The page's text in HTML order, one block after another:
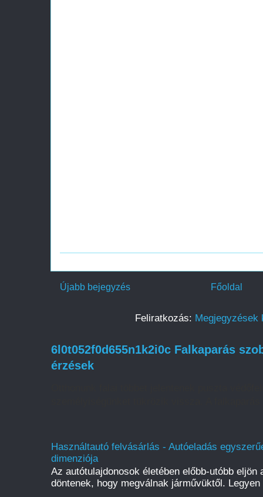
Újabb bejegyzés Főoldal
Feliratkozás: Megjegyzések
6l0t052f0d655n1k2i0c Falkaparás
érzések
Használtautó felvásárlás - Autóeladás
dimenziója
Az autótulajdonosok életében előbb-utóbb eljön
döntenek, hogy megválnak járművüktől.